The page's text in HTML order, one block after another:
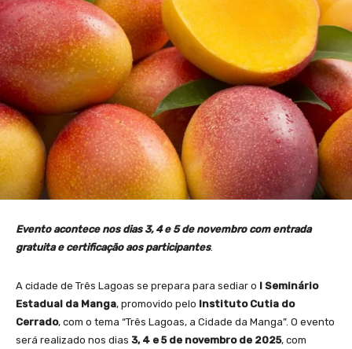
Evento acontece nos dias 3, 4 e 5 de novembro com entrada
gratuita e certificação aos participantes.
A cidade de Três Lagoas se prepara para sediar o I Seminário
Estadual da Manga, promovido pelo Instituto Cutia do
Cerrado, com o tema “Três Lagoas, a Cidade da Manga”. O evento
será realizado nos dias 3, 4 e 5 de novembro de 2025, com